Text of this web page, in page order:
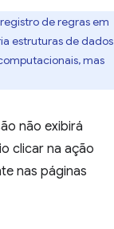
de regras em
estruturas de dados
mas
não exibirá
clicar na ação
nas páginas